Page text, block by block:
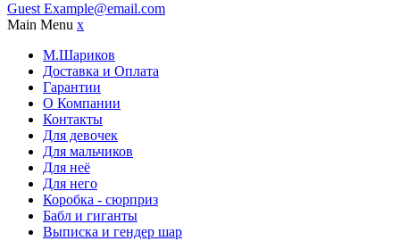
Guest Example@email.com
Main Menu x
М.Шариков
Доставка и Оплата
Гарантии
О Компании
Контакты
Для девочек
Для мальчиков
Для неё
Для него
Коробка - сюрприз
Бабл и гиганты
Выписка и гендер шар